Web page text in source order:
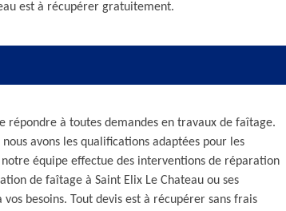
est à récupérer gratuitement.
répondre à toutes demandes en travaux de faîtage.
avons les qualifications adaptées pour les
équipe effectue des interventions de réparation
de faîtage à Saint Elix Le Chateau ou ses
besoins. Tout devis est à récupérer sans frais